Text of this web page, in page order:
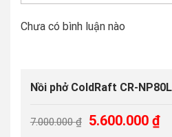
Chưa có bình luận nào
Nồi phở ColdRaft CR-NP80L
7.000.000₫
Giá
5.600.000₫